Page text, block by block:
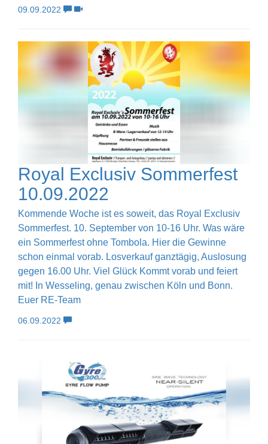
09.09.2022
Royal Exclusiv Sommerfest
10.09.2022
Kommende Woche ist es soweit, das Royal Exclusiv
Sommerfest. 10. September von 10-16 Uhr. Was wäre
ein Sommerfest ohne Tombola. Hier die Gewinne
schon einmal vorab. Losverkauf ganztägig, Auslosung
gegen 16.00 Uhr. Viel Glück Kommt vorab und feiert
mit! In Wesseling, genau zwischen Köln und Bonn.
Euer RE-Team
06.09.2022